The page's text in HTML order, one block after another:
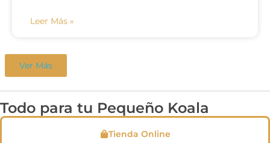
Leer Más »
Ver Más
Todo para tu Pequeño Koala
Tienda Online